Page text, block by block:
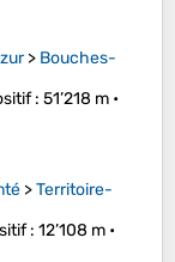
> Bouches-
: 51’218 m •
>Territoire-
: 12’108 m •